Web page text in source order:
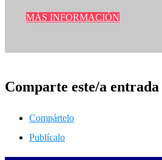
MÁS INFORMACIÓN
Comparte este/a entrada
Compártelo
Publícalo